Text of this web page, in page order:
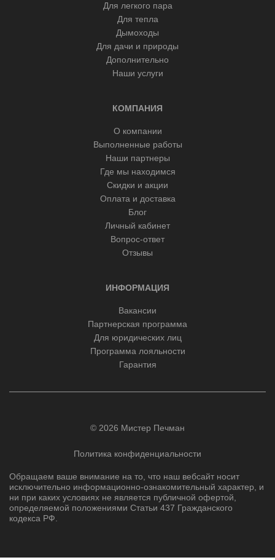
Для легкого пара
Для тепла
Дымоходы
Для дачи и природы
Дополнительно
Наши услуги
КОМПАНИЯ
О компании
Выполненные работы
Наши партнеры
Где мы находимся
Скидки и акции
Оплата и доставка
Блог
Личный кабинет
Вопрос-ответ
Отзывы
ИНФОРМАЦИЯ
Вакансии
Партнерская программа
Для юридических лиц
Программа лояльности
Гарантия
© 2026 Мистер Печман
Политика конфиденциальности
Обращаем ваше внимание на то, что наш вебсайт носит
исключительно информационно-ознакомительный характер, и
ни при каких условиях не является публичной офертой,
определяемой положениями Статьи 437 Гражданского
кодекса РФ.